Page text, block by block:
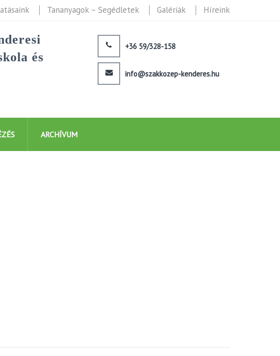
Tananyagok – Segédletek Galériák Híreink
és
+36 59/328-158
info@szakkozep-kenderes.hu
ARCHÍVUM